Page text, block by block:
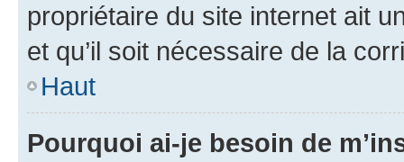
propriétaire du site internet ait
et qu’il soit nécessaire de la
Haut
Pourquoi ai-je besoin de